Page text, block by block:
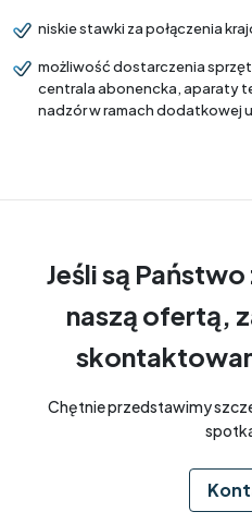
niskie stawki za połączenia
możliwość dostarczenia
centrala abonencka, aparaty
nadzór w ramach dodatkowej
Jeśli są
naszą ofertą,
Chętnie przedstawimy